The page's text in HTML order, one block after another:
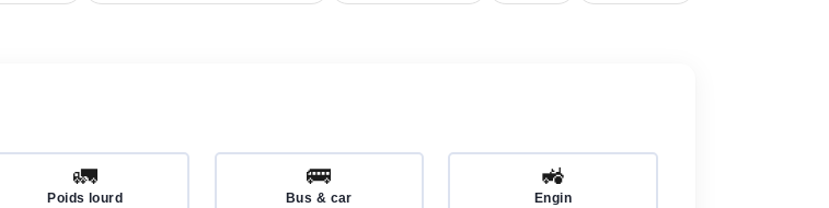
🚛
Poids lourd
🚌
Bus & car
🚜
Engin